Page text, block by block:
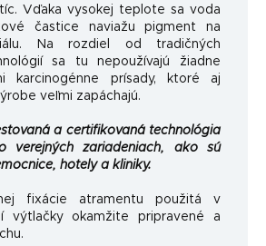
Vďaka vysokej teplote sa voda
častice naviažu pigment na
Na rozdiel od tradičných
sa tu nepoužívajú žiadne
karcinogénne prísady, ktoré aj
veľmi zapáchajú.
a certifikovaná technológia
verejných zariadeniach, ako sú
hotely a kliniky.
fixácie atramentu použitá v
výtlačky okamžite pripravené a